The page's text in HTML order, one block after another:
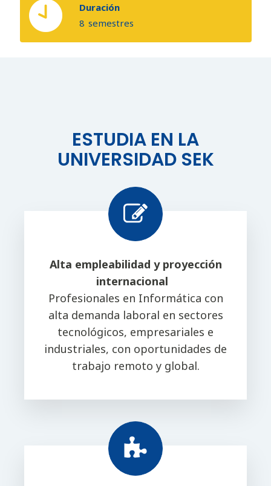
Duración
8 semestres
ESTUDIA EN LA
UNIVERSIDAD SEK
Alta empleabilidad y proyección
internacional
Profesionales en Informática con
alta demanda laboral en sectores
tecnológicos, empresariales e
industriales, con oportunidades de
trabajo remoto y global.